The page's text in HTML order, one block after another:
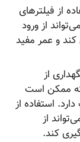
فیلترهای
از ورود
و عمر مفید
از
است
استفاده از
از
کند.